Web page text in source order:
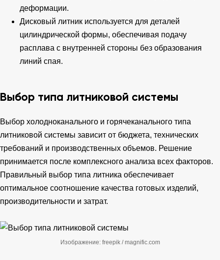
деформации.
Дисковый литник используется для деталей
цилиндрической формы, обеспечивая подачу
расплава с внутренней стороны без образования
линий спая.
Выбор типа литниковой системы
Выбор холодноканального и горячеканального типа
литниковой системы зависит от бюджета, технических
требований и производственных объемов. Решение
принимается после комплексного анализа всех факторов.
Правильный выбор типа литника обеспечивает
оптимальное соотношение качества готовых изделий,
производительности и затрат.
Изображение: freepik / magnific.com